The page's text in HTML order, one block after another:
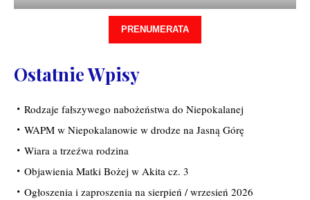
PRENUMERATA
Ostatnie Wpisy
Rodzaje fałszywego nabożeństwa do Niepokalanej
WAPM w Niepokalanowie w drodze na Jasną Górę
Wiara a trzeźwa rodzina
Objawienia Matki Bożej w Akita cz. 3
Ogłoszenia i zaproszenia na sierpień / wrzesień 2026